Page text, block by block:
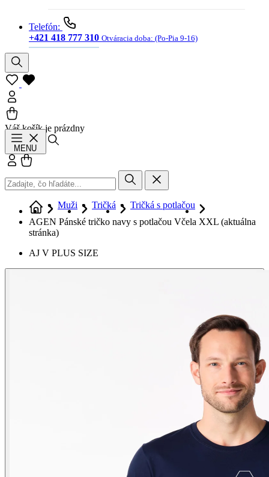
Telefón:
+421 418 777 310 Otváracia doba: (Po-Pia 9-16)
Váš košík je prázdny
MENU
Prihlásiť sa
Muži Tričká
Tričká s potlačou
AGEN Pánské tričko navy s potlačou Včela XXL (aktuálna
stránka)
AJ V PLUS SIZE